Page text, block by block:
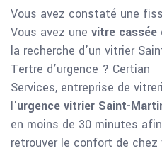
Vous avez constaté une
Vous avez une vitre cassée
la recherche d'un vitrier
Tertre d’urgence ? Certian
Services, entreprise de
l'urgence vitrier Saint-
en moins de 30 minutes
retrouver le confort de chez